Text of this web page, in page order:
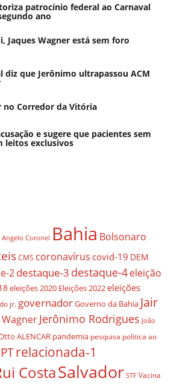
patrocínio federal ao Carnaval
ano
Jaques Wagner está sem foro
diz que Jerônimo ultrapassou ACM
no Corredor da Vitória
e sugere que pacientes sem
leitos exclusivos
Angelo Coronel Bahia Bolsonaro
CMS coronavírus covid-19 DEM
2destaque-3 destaque-4eleição
eleições 2020 Eleições 2022eleições
jr. governadorGoverno da Bahia Jair
WagnerJerônimo Rodrigues João
ALENCAR pandemia pesquisa política ao
PTrelacionada-1
CostaSalvador STF Vacina